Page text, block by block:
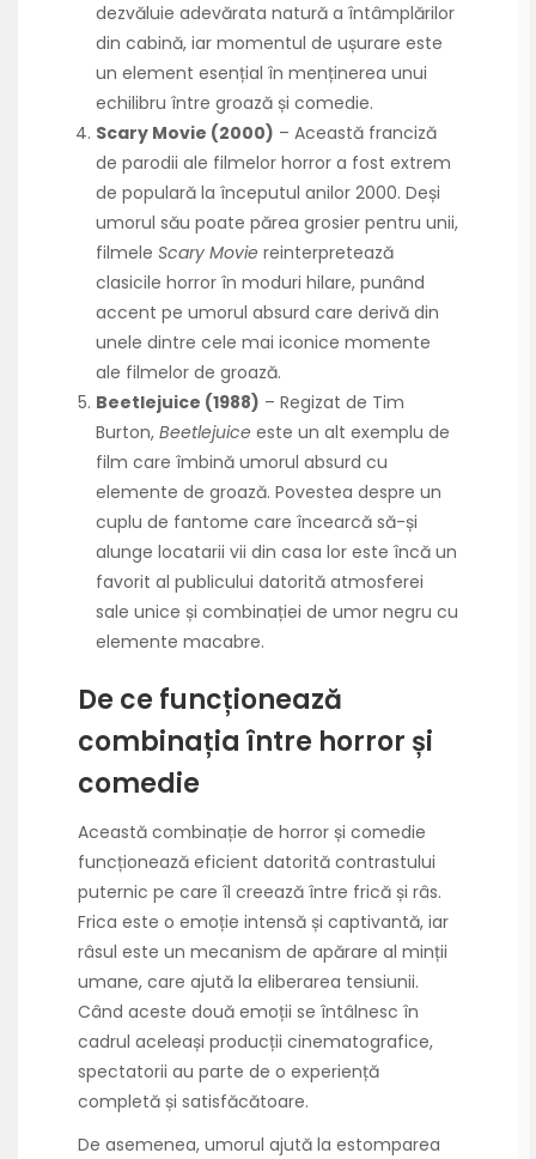
dezvăluie adevărata natură a întâmplărilor
din cabină, iar momentul de ușurare este
un element esențial în menținerea unui
echilibru între groază și comedie.
Scary Movie (2000) – Această franciză
de parodii ale filmelor horror a fost extrem
de populară la începutul anilor 2000. Deși
umorul său poate părea grosier pentru unii,
filmele Scary Movie reinterpretează
clasicile horror în moduri hilare, punând
accent pe umorul absurd care derivă din
unele dintre cele mai iconice momente
ale filmelor de groază.
Beetlejuice (1988) – Regizat de Tim
Burton, Beetlejuice este un alt exemplu de
film care îmbină umorul absurd cu
elemente de groază. Povestea despre un
cuplu de fantome care încearcă să-și
alunge locatarii vii din casa lor este încă un
favorit al publicului datorită atmosferei
sale unice și combinației de umor negru cu
elemente macabre.
De ce funcționează
combinația între horror și
comedie
Această combinație de horror și comedie
funcționează eficient datorită contrastului
puternic pe care îl creează între frică și râs.
Frica este o emoție intensă și captivantă, iar
râsul este un mecanism de apărare al minții
umane, care ajută la eliberarea tensiunii.
Când aceste două emoții se întâlnesc în
cadrul aceleași producții cinematografice,
spectatorii au parte de o experiență
completă și satisfăcătoare.
De asemenea, umorul ajută la estomparea